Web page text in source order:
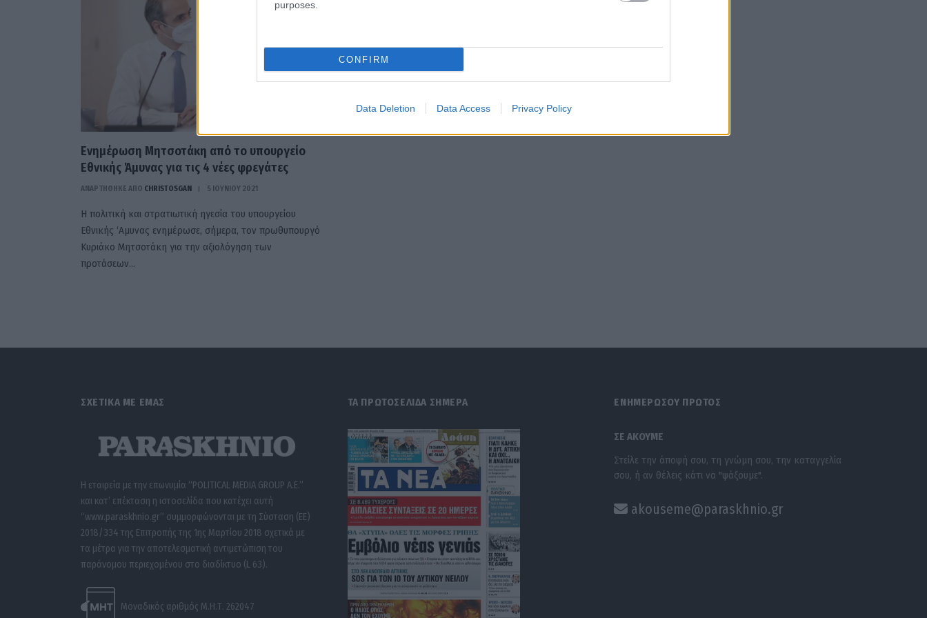
purposes.
CONFIRM
Data Deletion Data Access Privacy Policy
Ενημέρωση Μητσοτάκη από το υπουργείο
Εθνικής Άμυνας για τις 4 νέες φρεγάτες
ΑΝΑΡΤΗΘΗΚΕ ΑΠΟ CHRISTOSGAN 5 ΙΟΥΝΊΟΥ 2021
Η πολιτική και στρατιωτική ηγεσία του υπουργείου
Εθνικής ‘Αμυνας ενημέρωσε, σήμερα, τον πρωθυπουργό
Κυριάκο Μητσοτάκη για την αξιολόγηση των
προτάσεων…
ΣΧΕΤΙΚΑ ΜΕ ΕΜΑΣ
Η εταιρεία με την επωνυμία “POLITICAL MEDIA GROUP A.E.”
και κατ’ επέκταση η ιστοσελίδα που κατέχει αυτή
“www.paraskhnio.gr” συμμορφώνονται με τη Σύσταση (ΕΕ)
2018/334 της Επιτροπής της 1ης Μαρτίου 2018 σχετικά με
τα μέτρα για την αποτελεσματική αντιμετώπιση του
παράνομου περιεχομένου στο διαδίκτυο (L 63).
Μοναδικός αριθμός Μ.Η.Τ. 262047
ΤΑ ΠΡΩΤΟΣΕΛΙΔΑ ΣΗΜΕΡΑ ΕΝΗΜΕΡΩΣΟΥ ΠΡΩΤΟΣ
ΣΕ ΑΚΟΥΜΕ
Στείλε την άποψή σου, τη γνώμη σου, την καταγγελία
σου, ή αν θέλεις κάτι να "ψάξουμε".
akouseme@paraskhnio.gr